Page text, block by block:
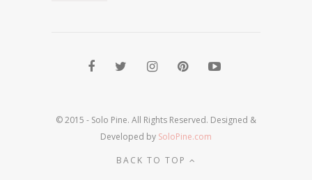
© 2015 - Solo Pine. All Rights Reserved. Designed &
Developed by SoloPine.com
BACK TO TOP